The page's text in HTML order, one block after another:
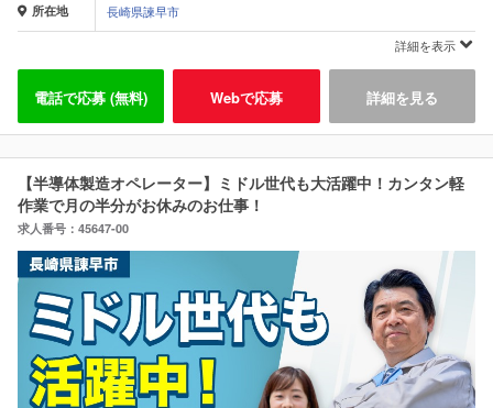
所在地
長崎県諫早市
詳細を表示
電話で応募 (無料) Webで応募 詳細を見る
【半導体製造オペレーター】ミドル世代も大活躍中！カンタン軽
作業で月の半分がお休みのお仕事！
求人番号：45647-00